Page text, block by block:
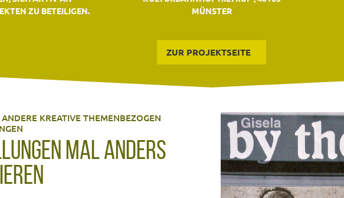
ZU BETEILIGEN.
MÜNSTER
ZUR PROJEKTSEITE
KREATIVE THEMENBEZOGEN
MAL ANDERS